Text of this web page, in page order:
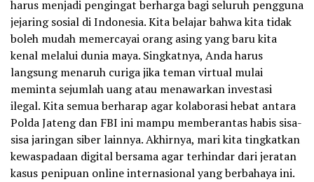
harus menjadi pengingat berharga bagi seluruh pengguna
jejaring sosial di Indonesia. Kita belajar bahwa kita tidak
boleh mudah memercayai orang asing yang baru kita
kenal melalui dunia maya. Singkatnya, Anda harus
langsung menaruh curiga jika teman virtual mulai
meminta sejumlah uang atau menawarkan investasi
ilegal. Kita semua berharap agar kolaborasi hebat antara
Polda Jateng dan FBI ini mampu memberantas habis sisa-
sisa jaringan siber lainnya. Akhirnya, mari kita tingkatkan
kewaspadaan digital bersama agar terhindar dari jeratan
kasus penipuan online internasional yang berbahaya ini.